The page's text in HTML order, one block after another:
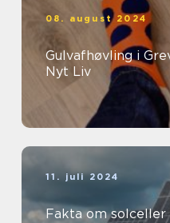
08. august 2024
Gulvafhøvling i
Nyt Liv
11. juli 2024
Fakta om solceller